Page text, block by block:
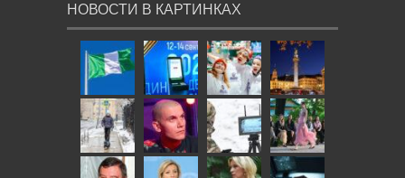
НОВОСТИ В КАРТИНКАХ